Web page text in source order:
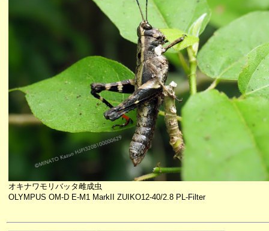
オキナワモリバッタ雌成虫
OLYMPUS OM-D E-M1 MarkII ZUIKO12-40/2.8 PL-Filter